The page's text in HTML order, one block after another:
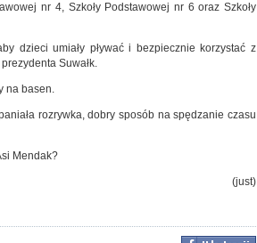
nr 4, Szkoły Podstawowej nr 6 oraz Szkoły
dzieci umiały pływać i bezpiecznie korzystać z
Suwałk.
na basen.
rozrywka, dobry sposób na spędzanie czasu
Mendak?
(just)